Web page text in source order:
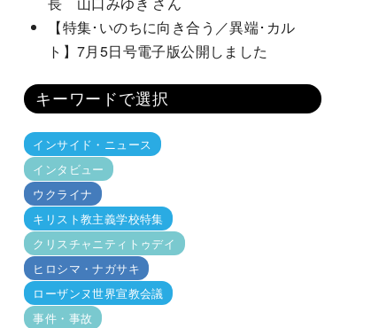
【特集･いのちに向き合う／異端･カル
ト】7月5日号電子版公開しました
キーワードで選択
インサイド・ニュース
インタビュー
ウクライナ
キリスト教主義学校特集
クリスチャニティトゥデイ
ヒロシマ・ナガサキ
ローザンヌ世界宣教会議
事件・事故